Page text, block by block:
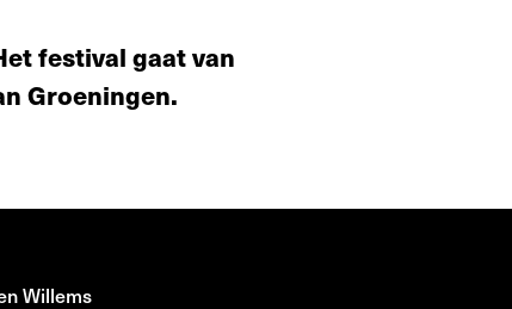
festival gaat van
Groeningen.
Willems